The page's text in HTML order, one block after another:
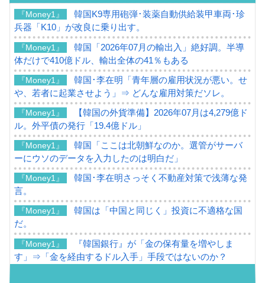
『Money1』
韓国K9専用砲弾･装薬自動供給装甲車両･珍
兵器「K10」が改良に乗り出す。
『Money1』
韓国「2026年07月の輸出入」絶好調。半導
体だけで410億ドル、輸出全体の41％もある
『Money1』
韓国･李在明「青年層の雇用状況が悪い。せ
や、若者に起業させよう」⇒ どんな雇用対策だソレ。
『Money1』
【韓国の外貨準備】2026年07月は4,279億ド
ル。外平債の発行「19.4億ドル」
『Money1』
韓国「ここは北朝鮮なのか。選管がサーバ
ーにウソのデータを入力したのは明白だ」
『Money1』
韓国･李在明さっそく不動産対策で浅薄な発
言。
『Money1』
韓国は「中国と同じく」投資に不適格な国
だ。
『Money1』
『韓国銀行』が「金の保有量を増やしま
す」⇒「金を経由するドル入手」手段ではないのか？